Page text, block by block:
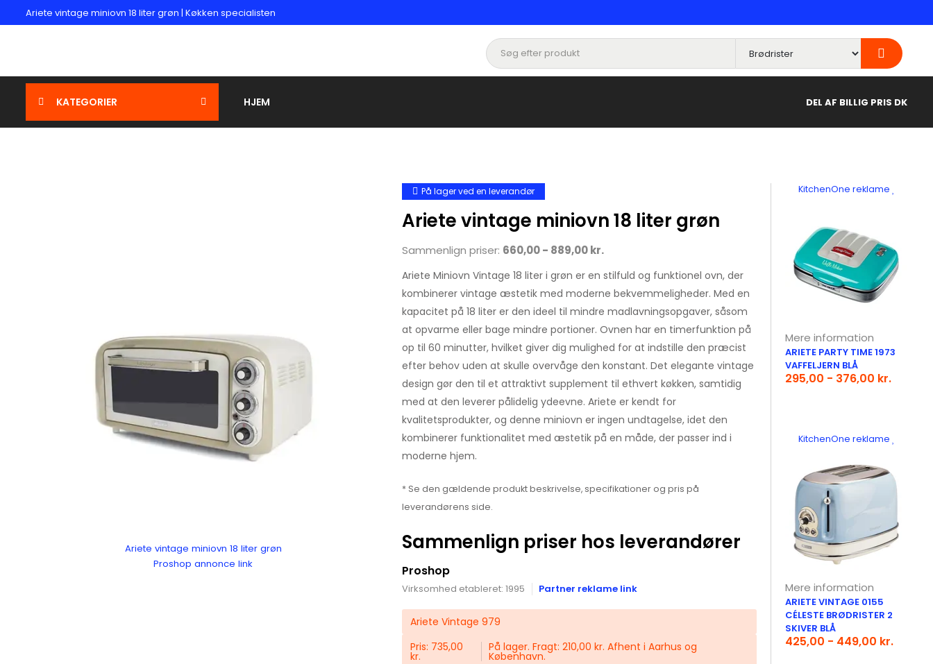
Ariete vintage miniovn 18 liter grøn | Køkken specialisten
KATEGORIER HJEM DEL AF BILLIG PRIS DK
Ariete vintage miniovn 18 liter grøn
Proshop annonce link
På lager ved en leverandør
Ariete vintage miniovn 18 liter grøn
Sammenlign priser: 660,00 - 889,00 kr.
Ariete Miniovn Vintage 18 liter i grøn er en stilfuld og funktionel ovn, der
kombinerer vintage æstetik med moderne bekvemmeligheder. Med en
kapacitet på 18 liter er den ideel til mindre madlavningsopgaver, såsom
at opvarme eller bage mindre portioner. Ovnen har en timerfunktion på
op til 60 minutter, hvilket giver dig mulighed for at indstille den præcist
efter behov uden at skulle overvåge den konstant. Det elegante vintage
design gør den til et attraktivt supplement til ethvert køkken, samtidig
med at den leverer pålidelig ydeevne. Ariete er kendt for
kvalitetsprodukter, og denne miniovn er ingen undtagelse, idet den
kombinerer funktionalitet med æstetik på en måde, der passer ind i
moderne hjem.
* Se den gældende produkt beskrivelse, specifikationer og pris på
leverandørens side.
Sammenlign priser hos leverandører
Proshop
Virksomhed etableret: 1995 Partner reklame link
Ariete Vintage 979
Pris: 735,00
kr.
På lager. Fragt: 210,00 kr. Afhent i Aarhus og
København.
KitchenOne reklame
Mere information
ARIETE PARTY TIME 1973
VAFFELJERN BLÅ
295,00 - 376,00 kr.
KitchenOne reklame
Mere information
ARIETE VINTAGE 0155
CÉLESTE BRØDRISTER 2
SKIVER BLÅ
425,00 - 449,00 kr.